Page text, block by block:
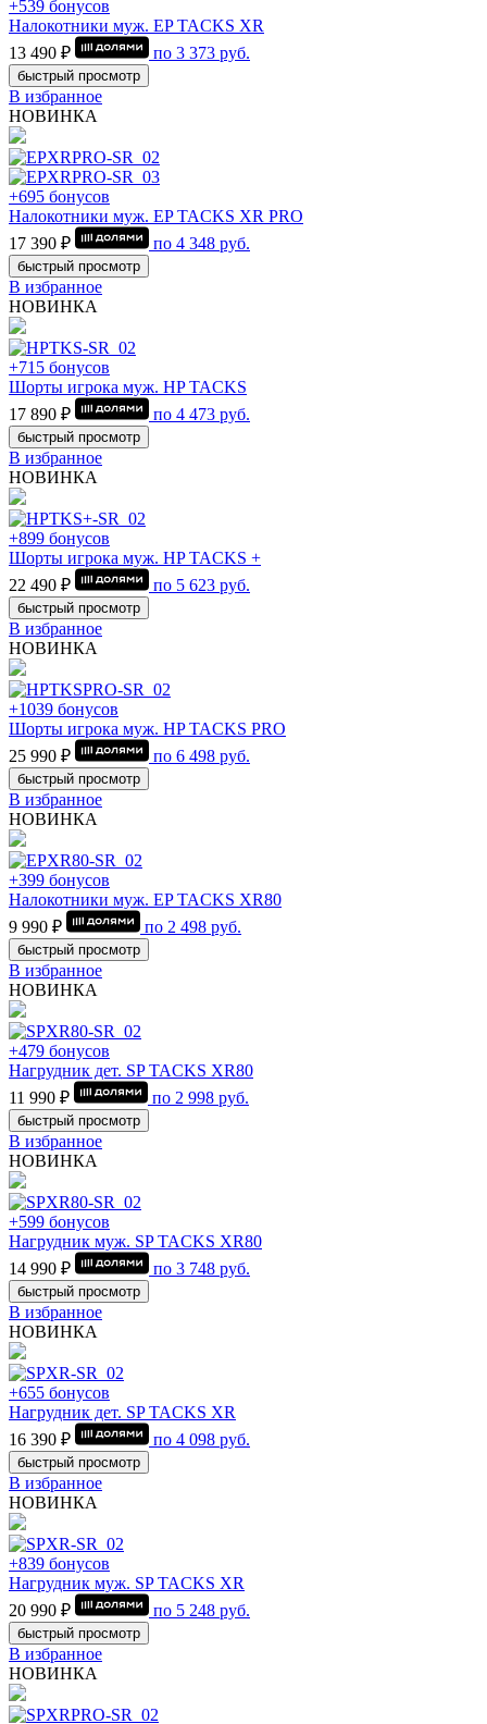
+539 бонусов
Налокотники муж. EP TACKS XR
13 490 ₽
по 3 373 руб.
быстрый просмотр
В избранное
НОВИНКА
+695 бонусов
Налокотники муж. EP TACKS XR PRO
17 390 ₽
по 4 348 руб.
быстрый просмотр
В избранное
НОВИНКА
+715 бонусов
Шорты игрока муж. HP TACKS
17 890 ₽
по 4 473 руб.
быстрый просмотр
В избранное
НОВИНКА
+899 бонусов
Шорты игрока муж. HP TACKS +
22 490 ₽
по 5 623 руб.
быстрый просмотр
В избранное
НОВИНКА
+1039 бонусов
Шорты игрока муж. HP TACKS PRO
25 990 ₽
по 6 498 руб.
быстрый просмотр
В избранное
НОВИНКА
+399 бонусов
Налокотники муж. EP TACKS XR80
9 990 ₽
по 2 498 руб.
быстрый просмотр
В избранное
НОВИНКА
+479 бонусов
Нагрудник дет. SP TACKS XR80
11 990 ₽
по 2 998 руб.
быстрый просмотр
В избранное
НОВИНКА
+599 бонусов
Нагрудник муж. SP TACKS XR80
14 990 ₽
по 3 748 руб.
быстрый просмотр
В избранное
НОВИНКА
+655 бонусов
Нагрудник дет. SP TACKS XR
16 390 ₽
по 4 098 руб.
быстрый просмотр
В избранное
НОВИНКА
+839 бонусов
Нагрудник муж. SP TACKS XR
20 990 ₽
по 5 248 руб.
быстрый просмотр
В избранное
НОВИНКА